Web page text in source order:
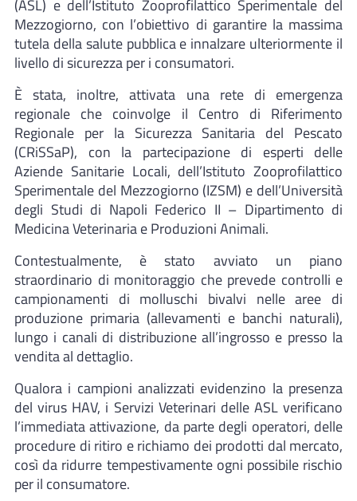
(ASL) e dell’Istituto Zooprofilattico Sperimentale del
Mezzogiorno, con l’obiettivo di garantire la massima
tutela della salute pubblica e innalzare ulteriormente il
livello di sicurezza per i consumatori.
È stata, inoltre, attivata una rete di emergenza
regionale che coinvolge il Centro di Riferimento
Regionale per la Sicurezza Sanitaria del Pescato
(CRiSSaP), con la partecipazione di esperti delle
Aziende Sanitarie Locali, dell’Istituto Zooprofilattico
Sperimentale del Mezzogiorno (IZSM) e dell’Università
degli Studi di Napoli Federico II – Dipartimento di
Medicina Veterinaria e Produzioni Animali.
Contestualmente, è stato avviato un piano
straordinario di monitoraggio che prevede controlli e
campionamenti di molluschi bivalvi nelle aree di
produzione primaria (allevamenti e banchi naturali),
lungo i canali di distribuzione all’ingrosso e presso la
vendita al dettaglio.
Qualora i campioni analizzati evidenzino la presenza
del virus HAV, i Servizi Veterinari delle ASL verificano
l’immediata attivazione, da parte degli operatori, delle
procedure di ritiro e richiamo dei prodotti dal mercato,
così da ridurre tempestivamente ogni possibile rischio
per il consumatore.